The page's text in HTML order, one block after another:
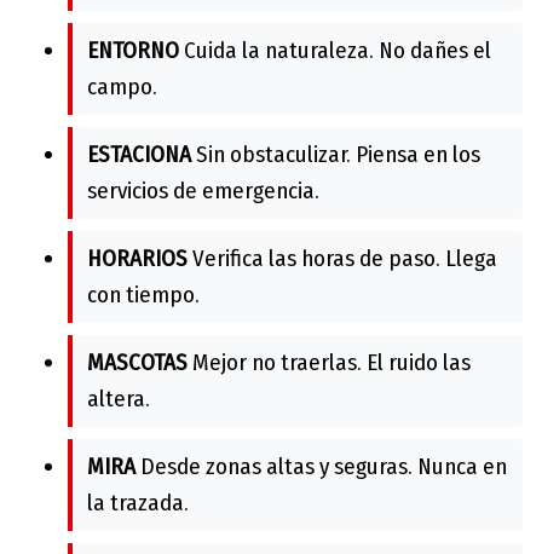
ENTORNO Cuida la naturaleza. No dañes el
campo.
ESTACIONASin obstaculizar. Piensa en los
servicios de emergencia.
HORARIOSVerifica las horas de paso. Llega
con tiempo.
MASCOTAS Mejor no traerlas. El ruido las
altera.
MIRADesde zonas altas y seguras. Nunca en
la trazada.